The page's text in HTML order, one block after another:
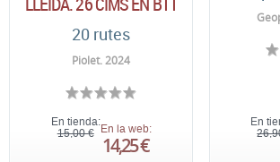
20 rutes
Piolet. 2024
En tienda:
15,00 € En la web:
14,25 €
En